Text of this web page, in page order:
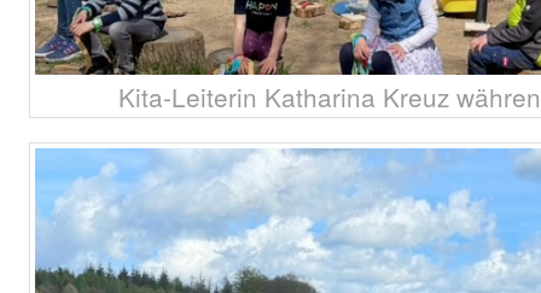
Kita-Leiterin Katharina Kreuz